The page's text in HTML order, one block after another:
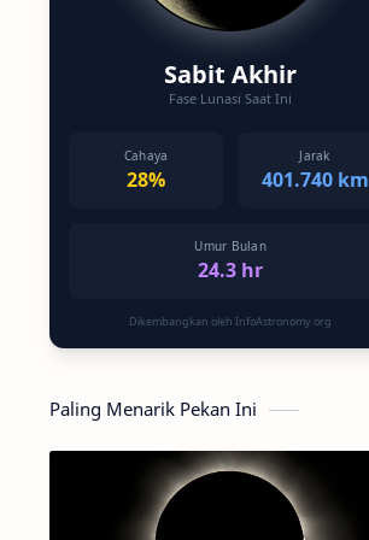
Sabit Akhir
Fase Lunasi Saat Ini
Cahaya
28%
Jarak
401.740 km
Umur Bulan
24.3 hr
Dikembangkan oleh InfoAstronomy.org
Paling Menarik Pekan Ini